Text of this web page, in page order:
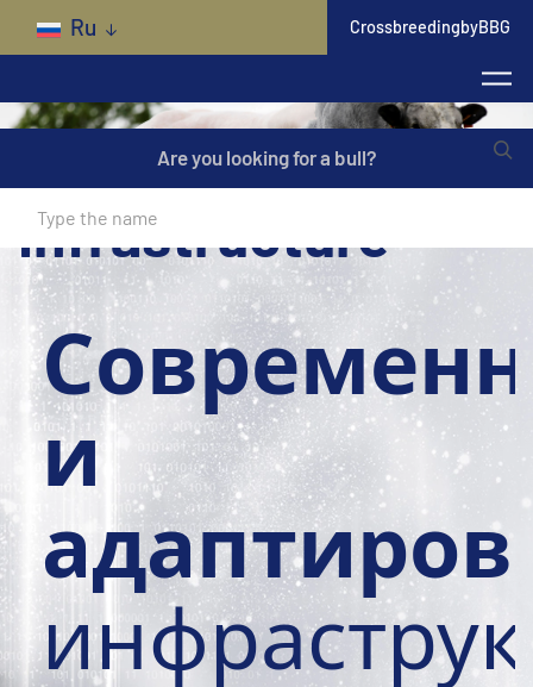
Skip to main content
Ru CrossbreedingbyBBG
Are you looking for a bull?
Infrastructure
и